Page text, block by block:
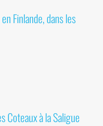
Finlande, dans les
Coteaux à la Saligue